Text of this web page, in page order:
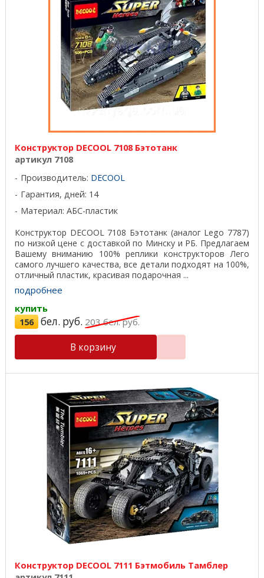
Конструктор DECOOL 7108 Бэтотанк
артикул 7108
Производитель: DECOOL
Гарантия, дней: 14
Материал: АБС-пластик
Конструктор DECOOL 7108 Бэтотанк (аналог Lego 7787)
по низкой цене с доставкой по Минску и РБ. Предлагаем
Вашему вниманию 100% реплики конструкторов Лего
самого лучшего качества, все детали подходят на 100%,
отличный пластик, красивая подарочная ...
подробнее
купить
156 бел. руб. 203бел. руб.
В корзину
Конструктор DECOOL 7111 Бэтмобиль Тамблер